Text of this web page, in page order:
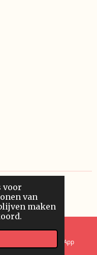
voor
van
maken
WhatsApp